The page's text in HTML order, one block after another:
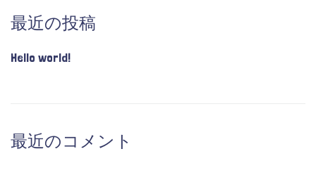
最近の投稿
Hello world!
最近のコメント